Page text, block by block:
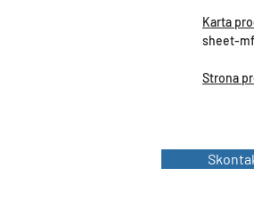
Karta
sheet-
Strona